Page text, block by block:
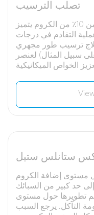
تصلب الترسيب
الفولاذ الذي يحتوي على نسبة أكبر من 10٪ من الكروم يتميز
التقادم في درجات
ترسيب طور مجهري
لعنصر (على سبيل المثال ، Cu ، Ti) بما يتوافق مع مصفوفة
ستانلس ستيل
مستوى إضافة الكروم
إلى حد كبير من السبائك
تم تطويرها حول مستوى
لزيادة مقاومة التآكل. يرجع السبب